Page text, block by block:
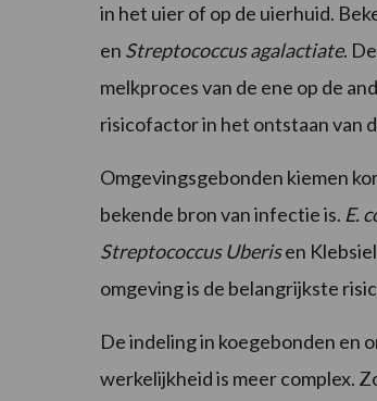
in het uier of op de uierhuid.
en Streptococcus agalactiate.
melkproces van de ene op de
risicofactor in het ontstaan van
Omgevingsgebonden kiemen
bekende bron van infectie is. E.
Streptococcus Uberisen
omgeving is de belangrijkste
De indeling in koegebonden en
werkelijkheid is meer complex.